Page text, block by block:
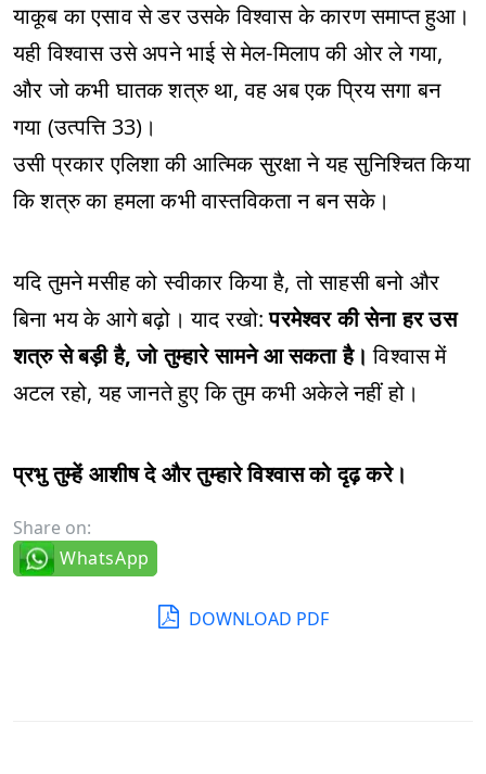
याकूब का एसाव से डर उसके विश्वास के कारण समाप्त हुआ।
यही विश्वास उसे अपने भाई से मेल-मिलाप की ओर ले गया,
और जो कभी घातक शत्रु था, वह अब एक प्रिय सगा बन
गया (उत्पत्ति 33)।
उसी प्रकार एलिशा की आत्मिक सुरक्षा ने यह सुनिश्चित किया
कि शत्रु का हमला कभी वास्तविकता न बन सके।
यदि तुमने मसीह को स्वीकार किया है, तो साहसी बनो और
बिना भय के आगे बढ़ो। याद रखो:परमेश्‍वर की सेना हर उस
शत्रु से बड़ी है, जो तुम्हारे सामने आ सकता है। विश्वास में
अटल रहो, यह जानते हुए कि तुम कभी अकेले नहीं हो।
प्रभु तुम्हें आशीष दे और तुम्हारे विश्वास को दृढ़ करे।
Share on:
WhatsApp
DOWNLOAD PDF